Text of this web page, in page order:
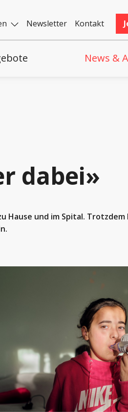
Newsletter Kontakt
News &
dabei»
und im Spital. Trotzdem